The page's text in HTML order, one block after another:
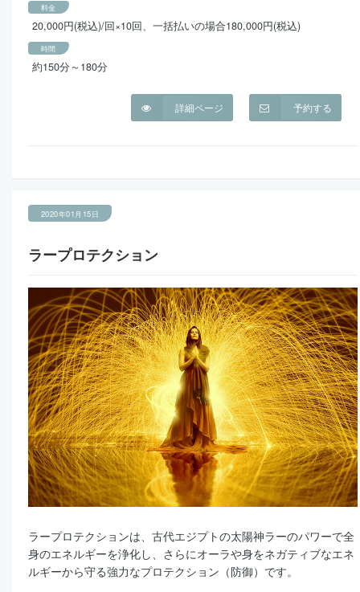
料金
20,000円(税込)/回×10回、一括払いの場合180,000円(税込)
時間
約150分～180分
予約する
詳細ページ
2020年01月15日
ラープロテクション
ラープロテクションは、古代エジプトの太陽神ラーのパワーで全
身のエネルギーを浄化し、さらにオーラや身をネガティブなエネ
ルギーから守る強力なプロテクション（防御）です。